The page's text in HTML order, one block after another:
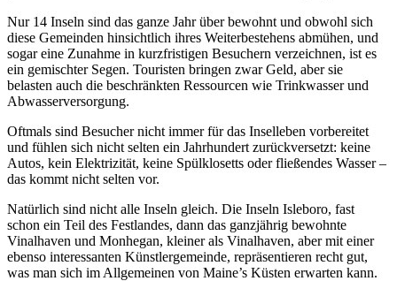
Nur 14 Inseln sind das ganze Jahr über bewohnt und obwohl sich
diese Gemeinden hinsichtlich ihres Weiterbestehens abmühen, und
sogar eine Zunahme in kurzfristigen Besuchern verzeichnen, ist es
ein gemischter Segen. Touristen bringen zwar Geld, aber sie
belasten auch die beschränkten Ressourcen wie Trinkwasser und
Abwasserversorgung.
Oftmals sind Besucher nicht immer für das Inselleben vorbereitet
und fühlen sich nicht selten ein Jahrhundert zurückversetzt: keine
Autos, kein Elektrizität, keine Spülklosetts oder fließendes Wasser –
das kommt nicht selten vor.
Natürlich sind nicht alle Inseln gleich. Die Inseln Isleboro, fast
schon ein Teil des Festlandes, dann das ganzjährig bewohnte
Vinalhaven und Monhegan, kleiner als Vinalhaven, aber mit einer
ebenso interessanten Künstlergemeinde, repräsentieren recht gut,
was man sich im Allgemeinen von Maine’s Küsten erwarten kann.